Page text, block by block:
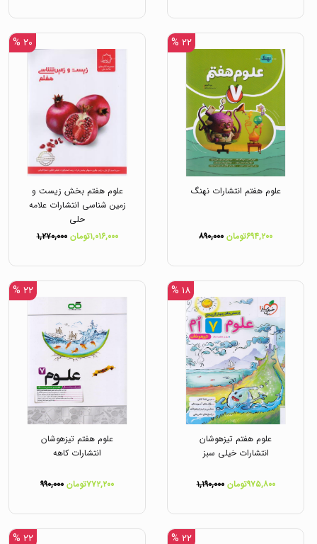
۲۲ %
علوم هفتم انتشارات نهنگ
۶۹۴,۲۰۰تومان ۸۹۰,۰۰۰
۲۰ %
علوم هفتم بخش زیست و
زمین شناسی انتشارات علامه
حلی
۱,۰۱۶,۰۰۰تومان
۱,۲۷۰,۰۰۰
۱۸ %
علوم هفتم تیزهوشان
انتشارات خیلی سبز
۹۷۵,۸۰۰تومان ۱,۱۹۰,۰۰۰
۲۲ %
علوم هفتم تیزهوشان
انتشارات کاهه
۷۷۲,۲۰۰تومان ۹۹۰,۰۰۰
۲۲ % ۲۲ %